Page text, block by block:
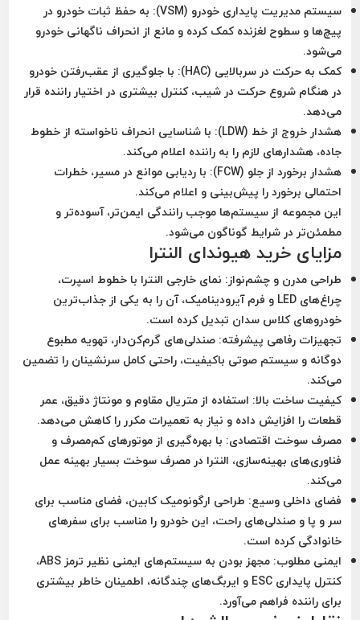
سیستم مدیریت پایداری خودرو (VSM):
به حفظ ثبات خودرو در
پیچ‌ها و سطوح لغزنده کمک کرده و مانع از انحراف ناگهانی خودرو
می‌شود.
کمک به حرکت در سربالایی (HAC):
با جلوگیری از عقب‌رفتن خودرو
در هنگام شروع حرکت در شیب، کنترل بیشتری در اختیار راننده قرار
می‌دهد.
هشدار خروج از خط (LDW):
با شناسایی انحراف ناخواسته از خطوط
جاده، هشدارهای لازم را به راننده اعلام می‌کند.
هشدار برخورد از جلو (FCW):
با ردیابی موانع در مسیر، خطرات
احتمالی برخورد را پیش‌بینی و اعلام می‌کند.
این مجموعه از سیستم‌ها موجب رانندگی ایمن‌تر، آسوده‌تر و
مطمئن‌تر در شرایط گوناگون می‌شود.
مزایای خرید هیوندای النترا
طراحی مدرن و چشم‌نواز: نمای خارجی النترا با خطوط اسپرت،
چراغ‌های LED و فرم آیرودینامیک، آن را به یکی از جذاب‌ترین
خودروهای کلاس سدان تبدیل کرده است.
تجهیزات رفاهی پیشرفته: صندلی‌های گرم‌کن‌دار، تهویه مطبوع
دوگانه و سیستم صوتی باکیفیت، راحتی کامل سرنشینان را تضمین
می‌کند.
کیفیت ساخت بالا: استفاده از متریال مقاوم و مونتاژ دقیق، عمر
قطعات را افزایش داده و نیاز به تعمیرات مکرر را کاهش می‌دهد.
مصرف سوخت اقتصادی: با بهره‌گیری از موتورهای کم‌مصرف و
فناوری‌های بهینه‌سازی، النترا در مصرف سوخت بسیار بهینه عمل
می‌کند.
فضای داخلی وسیع: طراحی ارگونومیک کابین، فضای مناسب برای
سر و پا و صندلی‌های راحت، این خودرو را مناسب برای سفرهای
خانوادگی کرده است.
ایمنی مطلوب:
مجهز بودن به سیستم‌های ایمنی نظیر ترمز ABS،
کنترل پایداری ESC و ایربگ‌های چندگانه، اطمینان خاطر بیشتری
برای راننده فراهم می‌آورد.